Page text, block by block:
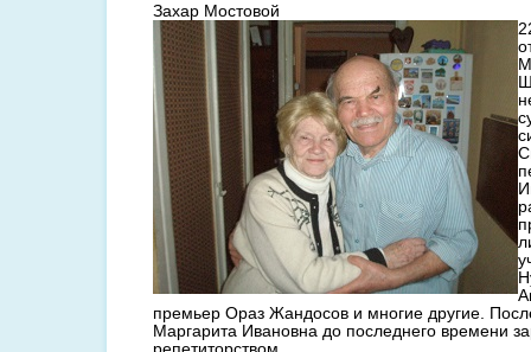
Захар Мостовой
премьер Ораз Жандосов и многие другие.
Маргарита Ивановна до последнего времени